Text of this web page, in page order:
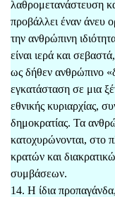
λαθρομετανάστευση
προβάλλει έναν άνευ
την ανθρώπινη
είναι ιερά και
ως δήθεν ανθρώπινο
εγκατάσταση σε μια
εθνικής κυριαρχίας,
δημοκρατίας. Τα
κατοχυρώνονται, στο
κρατών και
συμβάσεων.
14. Η ίδια προπαγάνδα,